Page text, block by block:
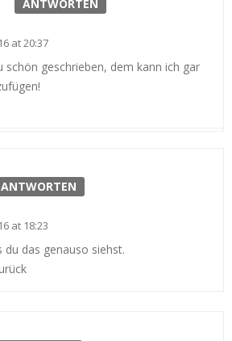
ANTWORTEN
at 20:37
schön geschrieben, dem kann ich gar
ANTWORTEN
at 18:23
du das genauso siehst.